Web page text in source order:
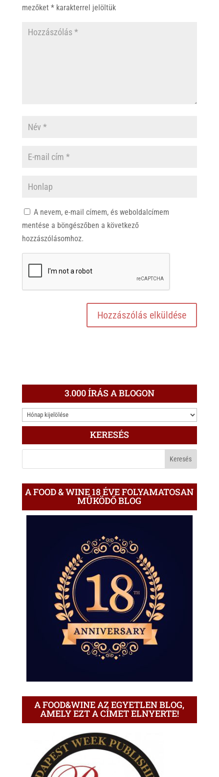
mezőket *karakterrel jelöltük
A nevem, e-mail címem, és weboldalcímem
mentése a böngészőben a következő
hozzászólásomhoz.
3.000 ÍRÁS A BLOGON
3.000
ÍRÁS
KERESÉS
A FOOD & WINE 18 ÉVE FOLYAMATOSAN
MŰKÖDŐ BLOG
A FOOD&WINE AZ EGYETLEN BLOG,
AMELY EZT A CÍMET ELNYERTE!